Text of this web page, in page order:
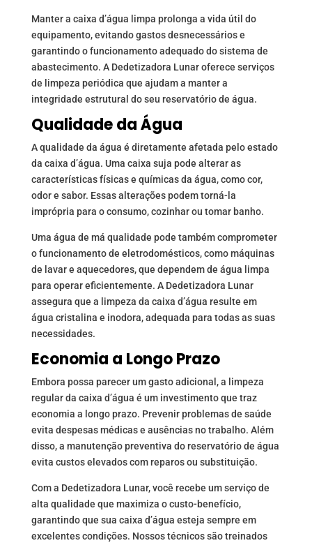
Manter a caixa d’água limpa prolonga a vida útil do
equipamento, evitando gastos desnecessários e
garantindo o funcionamento adequado do sistema de
abastecimento. A Dedetizadora Lunar oferece serviços
de limpeza periódica que ajudam a manter a
integridade estrutural do seu reservatório de água.
Qualidade da Água
A qualidade da água é diretamente afetada pelo estado
da caixa d’água. Uma caixa suja pode alterar as
características físicas e químicas da água, como cor,
odor e sabor. Essas alterações podem torná-la
imprópria para o consumo, cozinhar ou tomar banho.
Uma água de má qualidade pode também comprometer
o funcionamento de eletrodomésticos, como máquinas
de lavar e aquecedores, que dependem de água limpa
para operar eficientemente. A Dedetizadora Lunar
assegura que a limpeza da caixa d’água resulte em
água cristalina e inodora, adequada para todas as suas
necessidades.
Economia a Longo Prazo
Embora possa parecer um gasto adicional, a limpeza
regular da caixa d’água é um investimento que traz
economia a longo prazo. Prevenir problemas de saúde
evita despesas médicas e ausências no trabalho. Além
disso, a manutenção preventiva do reservatório de água
evita custos elevados com reparos ou substituição.
Com a Dedetizadora Lunar, você recebe um serviço de
alta qualidade que maximiza o custo-benefício,
garantindo que sua caixa d’água esteja sempre em
excelentes condições. Nossos técnicos são treinados